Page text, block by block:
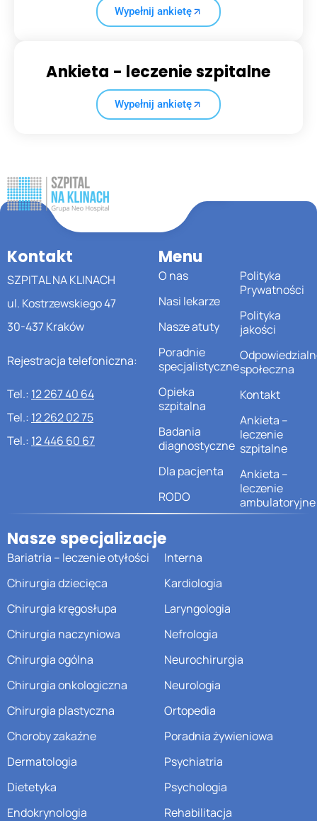
Wypełnij ankietę
Ankieta - leczenie szpitalne
Wypełnij ankietę
Kontakt
SZPITAL NA KLINACH
ul. Kostrzewskiego 47
30-437 Kraków
Rejestracja telefoniczna:
Tel.: 12 267 40 64
Tel.: 12 262 02 75
Tel.: 12 446 60 67
Menu
O nas
Nasi lekarze
Nasze atuty
Poradnie
specjalistyczne
Opieka
szpitalna
Badania
diagnostyczne
Dla pacjenta
RODO
Polityka
Prywatności
Polityka
jakości
społeczna
Kontakt
Ankieta –
leczenie
szpitalne
Ankieta –
leczenie
ambulatoryjne
Nasze specjalizacje
Bariatria – leczenie otyłości
Chirurgia dziecięca
Chirurgia kręgosłupa
Chirurgia naczyniowa
Chirurgia ogólna
Chirurgia onkologiczna
Chirurgia plastyczna
Choroby zakaźne
Dermatologia
Dietetyka
Endokrynologia
Interna
Kardiologia
Laryngologia
Nefrologia
Neurochirurgia
Neurologia
Ortopedia
Poradnia żywieniowa
Psychiatria
Psychologia
Rehabilitacja